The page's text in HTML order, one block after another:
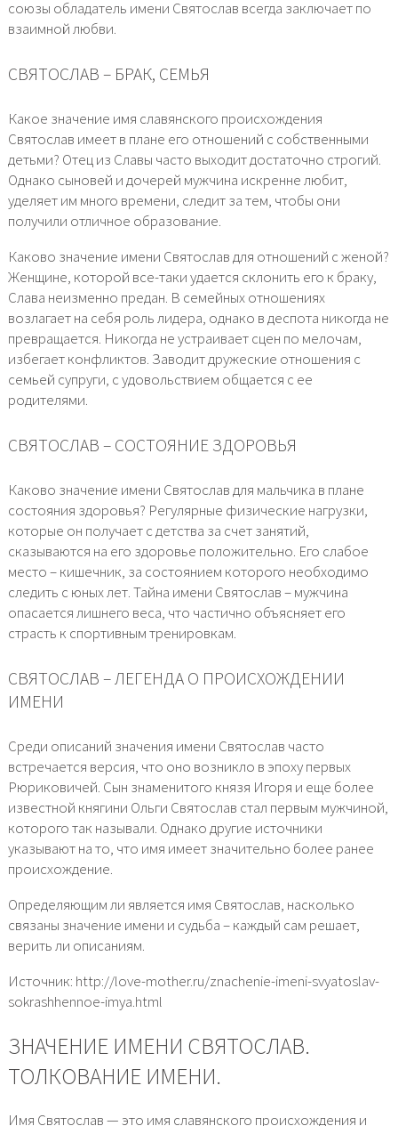
союзы обладатель имени Святослав всегда заключает по
взаимной любви.
СВЯТОСЛАВ – БРАК, СЕМЬЯ
Какое значение имя славянского происхождения
Святослав имеет в плане его отношений с собственными
детьми? Отец из Славы часто выходит достаточно строгий.
Однако сыновей и дочерей мужчина искренне любит,
уделяет им много времени, следит за тем, чтобы они
получили отличное образование.
Каково значение имени Святослав для отношений с женой?
Женщине, которой все-таки удается склонить его к браку,
Слава неизменно предан. В семейных отношениях
возлагает на себя роль лидера, однако в деспота никогда не
превращается. Никогда не устраивает сцен по мелочам,
избегает конфликтов. Заводит дружеские отношения с
семьей супруги, с удовольствием общается с ее
родителями.
СВЯТОСЛАВ – СОСТОЯНИЕ ЗДОРОВЬЯ
Каково значение имени Святослав для мальчика в плане
состояния здоровья? Регулярные физические нагрузки,
которые он получает с детства за счет занятий,
сказываются на его здоровье положительно. Его слабое
место – кишечник, за состоянием которого необходимо
следить с юных лет. Тайна имени Святослав – мужчина
опасается лишнего веса, что частично объясняет его
страсть к спортивным тренировкам.
СВЯТОСЛАВ – ЛЕГЕНДА О ПРОИСХОЖДЕНИИ
ИМЕНИ
Среди описаний значения имени Святослав часто
встречается версия, что оно возникло в эпоху первых
Рюриковичей. Сын знаменитого князя Игоря и еще более
известной княгини Ольги Святослав стал первым мужчиной,
которого так называли. Однако другие источники
указывают на то, что имя имеет значительно более ранее
происхождение.
Определяющим ли является имя Святослав, насколько
связаны значение имени и судьба – каждый сам решает,
верить ли описаниям.
Источник: http://love-mother.ru/znachenie-imeni-svyatoslav-
sokrashhennoe-imya.html
ЗНАЧЕНИЕ ИМЕНИ СВЯТОСЛАВ.
ТОЛКОВАНИЕ ИМЕНИ.
Имя Святослав — это имя славянского происхождения и